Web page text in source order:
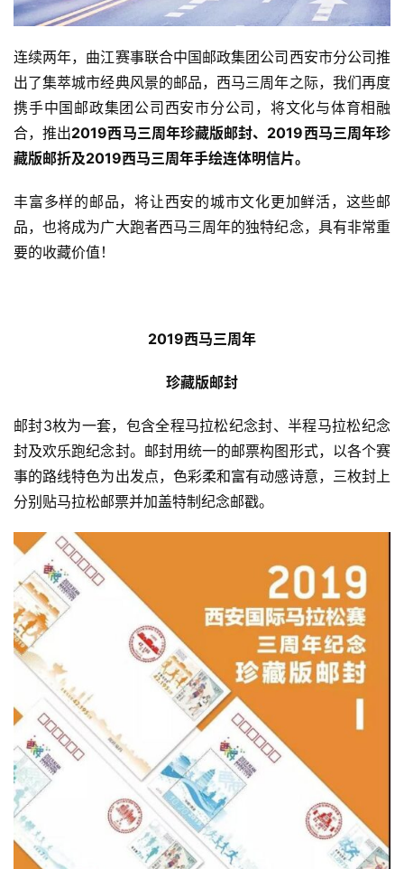
连续两年，曲江赛事联合中国邮政集团公司西安市分公司推
出了集萃城市经典风景的邮品，西马三周年之际，我们再度
携手中国邮政集团公司西安市分公司，将文化与体育相融
合，推出2019西马三周年珍藏版邮封、2019西马三周年珍
藏版邮折及2019西马三周年手绘连体明信片。
丰富多样的邮品，将让西安的城市文化更加鲜活，这些邮
品，也将成为广大跑者西马三周年的独特纪念，具有非常重
要的收藏价值！
2019西马三周年
珍藏版邮封
邮封3枚为一套，包含全程马拉松纪念封、半程马拉松纪念
封及欢乐跑纪念封。邮封用统一的邮票构图形式，以各个赛
事的路线特色为出发点，色彩柔和富有动感诗意，三枚封上
分别贴马拉松邮票并加盖特制纪念邮戳。